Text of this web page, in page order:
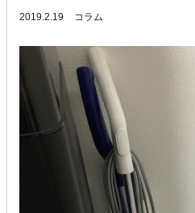
2019.2.19 コラム